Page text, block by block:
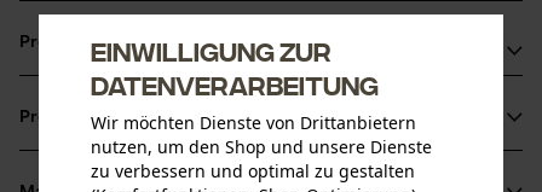
Produktvorteile
Die Sägekette sorgt für reduzierte Vibration der
Schneidgarnitur
Längere Haftung des Öls auf der Motorsägenkette durch
Produktinformationen
Einwilligung zur
Datenverarbeitung
Wir möchten Dienste von Drittanbietern
nutzen, um den Shop und unsere Dienste
zu verbessern und optimal zu gestalten